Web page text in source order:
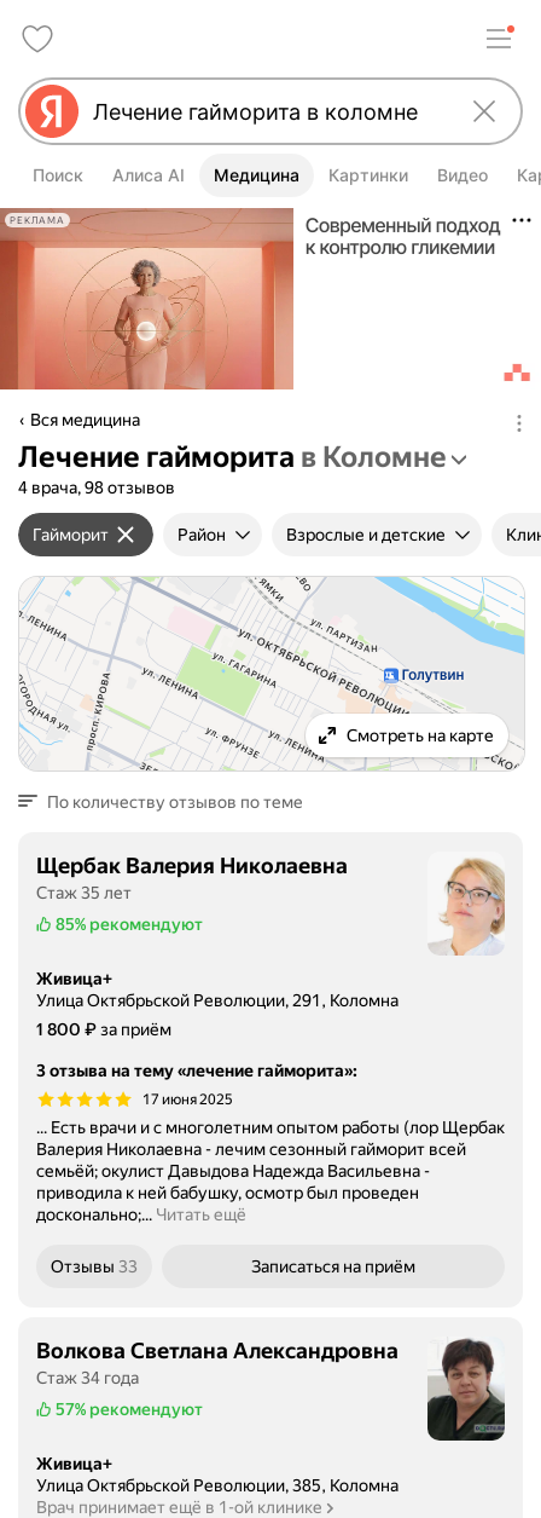
Поиск Алиса AI Медицина Картинки Видео
РЕКЛАМА
Вся медицина
Лечение гайморита в Коломне
4 врача, 98 отзывов
Гайморит Район Взрослые и детские
Смотреть на карте
По количеству отзывов по теме
Щербак Валерия Николаевна
Стаж 35 лет
85% рекомендуют
Живица+
Улица Октябрьской Революции, 291, Коломна
Цена
1800
1 800 ₽за приём
3 отзыва на тему «лечение гайморита»:
17 июня 2025
... Есть врачи и с многолетним опытом работы (лор Щербак
Валерия Николаевна - лечим сезонный гайморит всей
семьёй; окулист Давыдова Надежда Васильевна -
приводила к ней бабушку, осмотр был проведен
досконально;... Читать ещё
Отзывы 33 Записаться на приём
Волкова Светлана Александровна
Стаж 34 года
57% рекомендуют
Живица+
Улица Октябрьской Революции, 385, Коломна
Врач принимает ещё в 1-ой клинике